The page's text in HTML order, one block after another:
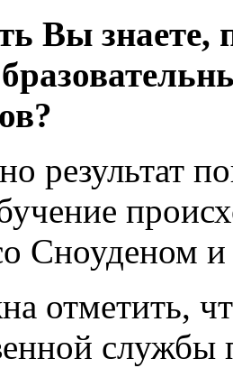
Вы знаете,
результат
Сноуденом
отметить,